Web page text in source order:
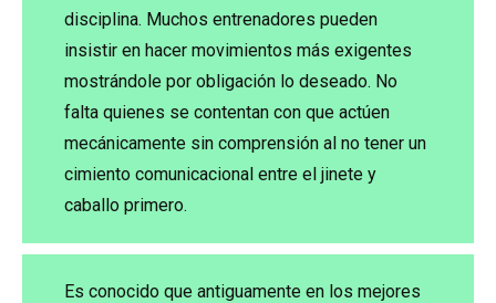
disciplina. Muchos entrenadores pueden
insistir en hacer movimientos más exigentes
mostrándole por obligación lo deseado. No
falta quienes se contentan con que actúen
mecánicamente sin comprensión al no tener un
cimiento comunicacional entre el jinete y
caballo primero.
Es conocido que antiguamente en los mejores